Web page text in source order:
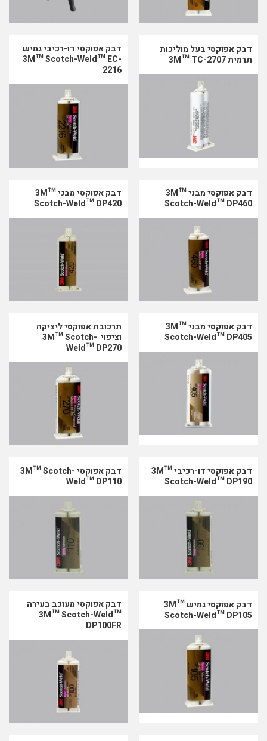
דבק אפוקסי בעל מוליכות
תרמית 3M™ TC-2707
דבק אפוקסי דו-רכיבי גמיש
3M™ Scotch-Weld™ EC-
2216
דבק אפוקסי מבני 3M™
Scotch-Weld™ DP460
דבק אפוקסי מבני 3M™
Scotch-Weld™ DP420
דבק אפוקסי מבני 3M™
Scotch-Weld™ DP405
תרכובת אפוקסי ליציקה
וציפוי 3M™ Scotch-
Weld™ DP270
דבק אפוקסי דו-רכיבי 3M™
Scotch-Weld™ DP190
דבק אפוקסי 3M™ Scotch-
Weld™ DP110
דבק אפוקסי גמיש 3M™
Scotch-Weld™ DP105
דבק אפוקסי מעוכב בעירה
3M™ Scotch-Weld™
DP100FR